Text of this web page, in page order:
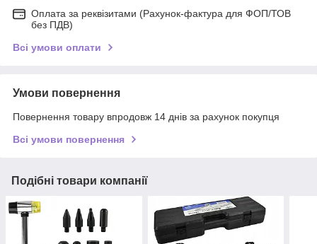
Оплата за реквізитами (Рахунок-фактура для ФОП/ТОВ
без ПДВ)
Всі умови оплати
Умови повернення
Повернення товару впродовж 14 днів за рахунок покупця
Всі умови повернення
Подібні товари компанії